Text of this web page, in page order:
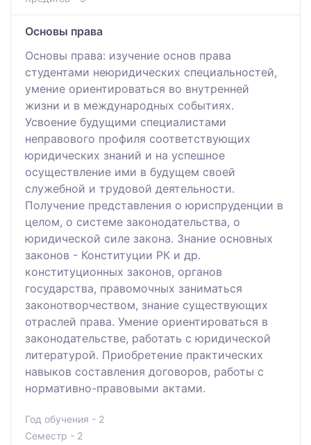
Основы права
Основы права: изучение основ права
студентами неюридических специальностей,
умение ориентироваться во внутренней
жизни и в международных событиях.
Усвоение будущими специалистами
неправового профиля соответствующих
юридических знаний и на успешное
осуществление ими в будущем своей
служебной и трудовой деятельности.
Получение представления о юриспруденции в
целом, о системе законодательства, о
юридической силе закона. Знание основных
законов - Конституции РК и др.
конституционных законов, органов
государства, правомочных заниматься
законотворчеством, знание существующих
отраслей права. Умение ориентироваться в
законодательстве, работать с юридической
литературой. Приобретение практических
навыков составления договоров, работы с
нормативно-правовыми актами.
Год обучения - 2
Семестр - 2